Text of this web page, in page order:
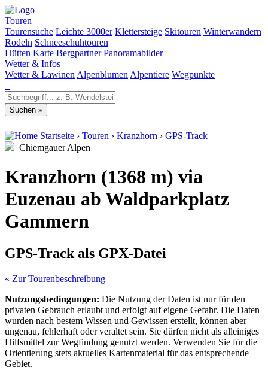
Touren
Tourensuche Leichte 3000er Klettersteige Skitouren Winterwandern
Rodeln Schneeschuhtouren
Hütten Karte Bergpartner Panoramabilder
Wetter & Infos
Wetter & Lawinen Alpenblumen Alpentiere Wegpunkte
Startseite › Touren › Kranzhorn › GPS-Track
Chiemgauer Alpen
Kranzhorn (1368 m) via
Euzenau ab Waldparkplatz
Gammern
GPS-Track als GPX-Datei
« Zur Tourenbeschreibung
Nutzungsbedingungen: Die Nutzung der Daten ist nur für den
privaten Gebrauch erlaubt und erfolgt auf eigene Gefahr. Die Daten
wurden nach bestem Wissen und Gewissen erstellt, können aber
ungenau, fehlerhaft oder veraltet sein. Sie dürfen nicht als alleiniges
Hilfsmittel zur Wegfindung genutzt werden. Verwenden Sie für die
Orientierung stets aktuelles Kartenmaterial für das entsprechende
Gebiet.